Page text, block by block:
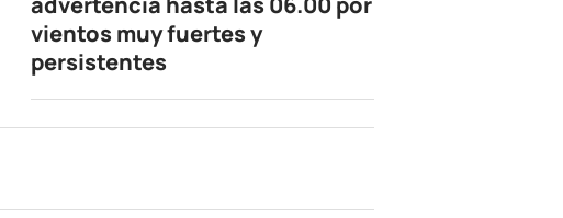
vientos muy fuertes y
persistentes